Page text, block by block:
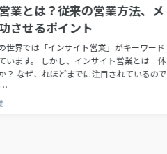
業とは？従来の営業方法、メ
させるポイント
世界では「インサイト営業」がキーワード
います。 しかし、インサイト営業とは一体
？ なぜこれほどまでに注目されているので
…